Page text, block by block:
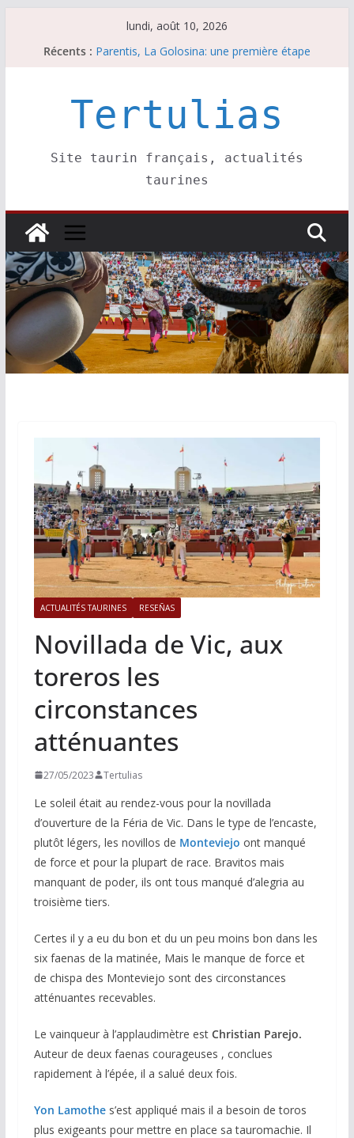
lundi, août 10, 2026
Récents : Parentis, La Golosina: une première étape
Les brèves du dimanche 9 août
Coup de foudre à Soustons
Tertulias
Site taurin français, actualités
taurines
ACTUALITÉS TAURINES RESEÑAS
Novillada de Vic, aux
toreros les
circonstances
atténuantes
27/05/2023 Tertulias
Le soleil était au rendez-vous pour la novillada
d’ouverture de la Féria de Vic. Dans le type de l’encaste,
plutôt légers, les novillos de Monteviejo ont manqué
de force et pour la plupart de race. Bravitos mais
manquant de poder, ils ont tous manqué d’alegria au
troisième tiers.
Certes il y a eu du bon et du un peu moins bon dans les
six faenas de la matinée, Mais le manque de force et
de chispa des Monteviejo sont des circonstances
atténuantes recevables.
Le vainqueur à l’applaudimètre est Christian Parejo.
Auteur de deux faenas courageuses , conclues
rapidement à l’épée, il a salué deux fois.
Yon Lamothes’est appliqué mais il a besoin de toros
plus exigeants pour mettre en place sa tauromachie. Il